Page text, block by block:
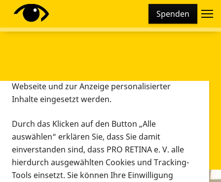
Spenden
Diese Webseite setzt verschiedene Cookies und
Tracking-Tools ein. Dies beinhaltet Cookies und
Webseite und zur Anzeige personalisierter
Inhalte eingesetzt werden.
Durch das Klicken auf den Button „Alle
auswählen“ erklären Sie, dass Sie damit
einverstanden sind, dass PRO RETINA e. V. alle
hierdurch ausgewählten Cookies und Tracking-
Tools einsetzt. Sie können Ihre Einwilligung